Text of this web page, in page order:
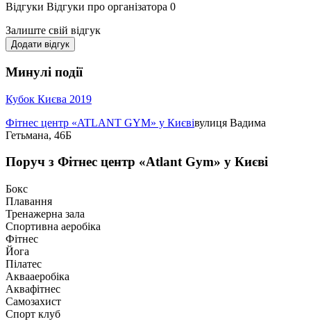
Відгуки Відгуки про організатора 0
Залиште свій відгук
Додати відгук
Минулі події
Кубок Києва 2019
Фітнес центр «ATLANT GYM» у Києвівулиця Вадима
Гетьмана, 46Б
Поруч з Фітнес центр «Atlant Gym» у Києві
Бокс
Плавання
Тренажерна зала
Спортивна аеробіка
Фітнес
Йога
Пілатес
Аквааеробіка
Аквафітнес
Самозахист
Спорт клуб